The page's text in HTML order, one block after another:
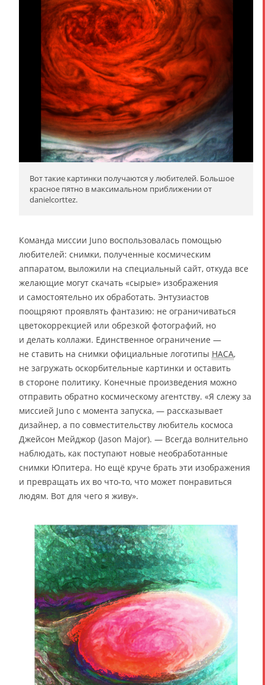
Вот такие картинки получаются у любителей. Большое
красное пятно в максимальном приближении от
danielcorttez.
Команда миссии Juno воспользовалась помощью
любителей: снимки, полученные космическим
аппаратом, выложили на специальный сайт, откуда все
желающие могут скачать «сырые» изображения
и самостоятельно их обработать. Энтузиастов
поощряют проявлять фантазию: не ограничиваться
цветокоррекцией или обрезкой фотографий, но
и делать коллажи. Единственное ограничение —
не ставить на снимки официальные логотипы НАСА,
не загружать оскорбительные картинки и оставить
в стороне политику. Конечные произведения можно
отправить обратно космическому агентству. «Я слежу за
миссией Juno с момента запуска, — рассказывает
дизайнер, а по совместительству любитель космоса
Джейсон Мейджор (Jason Major). — Всегда волнительно
наблюдать, как поступают новые необработанные
снимки Юпитера. Но ещё круче брать эти изображения
и превращать их во что-то, что может понравиться
людям. Вот для чего я живу».